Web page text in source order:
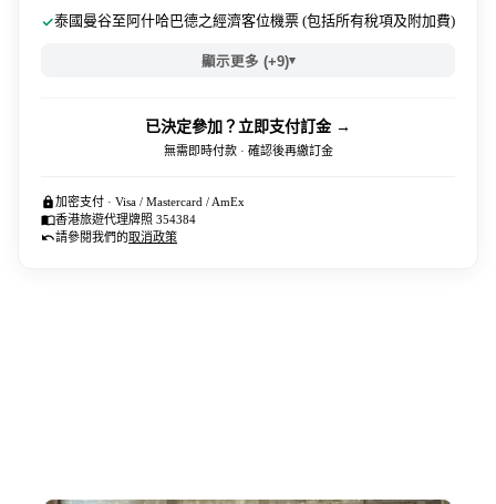
泰國曼谷至阿什哈巴德之經濟客位機票 (包括所有稅項及附加費)
顯示更多 (+9)▾
已決定參加？立即支付訂金 →
無需即時付款 · 確認後再繳訂金
加密支付 · Visa / Mastercard / AmEx
香港旅遊代理牌照 354384
請參閱我們的取消政策